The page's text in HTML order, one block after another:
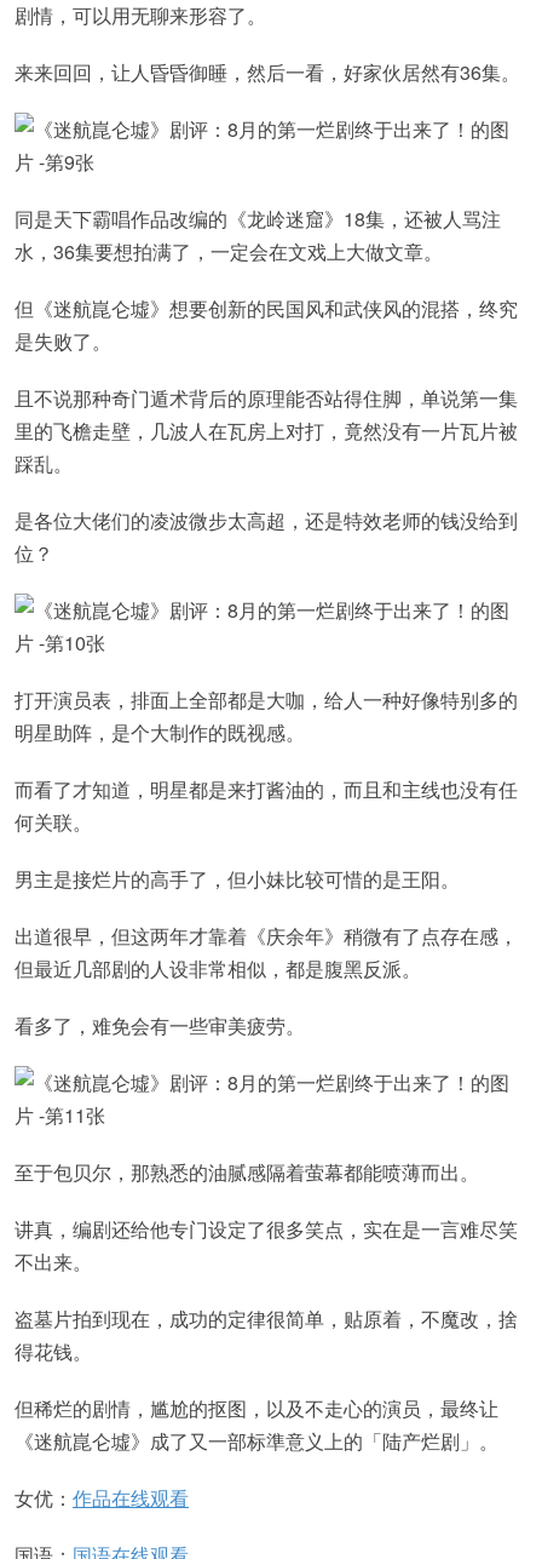
剧情，可以用无聊来形容了。
来来回回，让人昏昏御睡，然后一看，好家伙居然有36集。
同是天下霸唱作品改编的《龙岭迷窟》18集，还被人骂注
水，36集要想拍满了，一定会在文戏上大做文章。
但《迷航崑仑墟》想要创新的民国风和武侠风的混搭，终究
是失败了。
且不说那种奇门遁术背后的原理能否站得住脚，单说第一集
里的飞檐走壁，几波人在瓦房上对打，竟然没有一片瓦片被
踩乱。
是各位大佬们的凌波微步太高超，还是特效老师的钱没给到
位？
打开演员表，排面上全部都是大咖，给人一种好像特别多的
明星助阵，是个大制作的既视感。
而看了才知道，明星都是来打酱油的，而且和主线也没有任
何关联。
男主是接烂片的高手了，但小妹比较可惜的是王阳。
出道很早，但这两年才靠着《庆余年》稍微有了点存在感，
但最近几部剧的人设非常相似，都是腹黑反派。
看多了，难免会有一些审美疲劳。
至于包贝尔，那熟悉的油腻感隔着萤幕都能喷薄而出。
讲真，编剧还给他专门设定了很多笑点，实在是一言难尽笑
不出来。
盗墓片拍到现在，成功的定律很简单，贴原着，不魔改，捨
得花钱。
但稀烂的剧情，尴尬的抠图，以及不走心的演员，最终让
《迷航崑仑墟》成了又一部标準意义上的「陆产烂剧」。
女优： 作品在线观看